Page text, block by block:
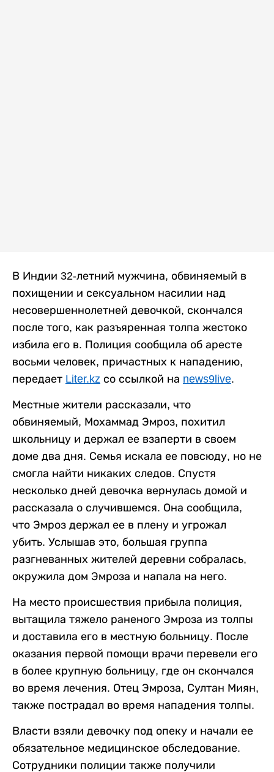
В Индии 32-летний мужчина, обвиняемый в
похищении и сексуальном насилии над
несовершеннолетней девочкой, скончался
после того, как разъяренная толпа жестоко
избила его в. Полиция сообщила об аресте
восьми человек, причастных к нападению,
передает Liter.kz со ссылкой на news9live.
Местные жители рассказали, что
обвиняемый, Мохаммад Эмроз, похитил
школьницу и держал ее взаперти в своем
доме два дня. Семья искала ее повсюду, но не
смогла найти никаких следов. Спустя
несколько дней девочка вернулась домой и
рассказала о случившемся. Она сообщила,
что Эмроз держал ее в плену и угрожал
убить. Услышав это, большая группа
разгневанных жителей деревни собралась,
окружила дом Эмроза и напала на него.
На место происшествия прибыла полиция,
вытащила тяжело раненого Эмроза из толпы
и доставила его в местную больницу. После
оказания первой помощи врачи перевели его
в более крупную больницу, где он скончался
во время лечения. Отец Эмроза, Султан Миян,
также пострадал во время нападения толпы.
Власти взяли девочку под опеку и начали ее
обязательное медицинское обследование.
Сотрудники полиции также получили